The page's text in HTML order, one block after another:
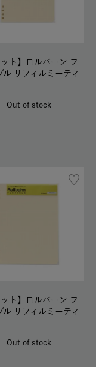
ット】ロルバーン フ
ル リフィルミーティ
Out of stock
ット】ロルバーン フ
ル リフィルミーティ
Out of stock